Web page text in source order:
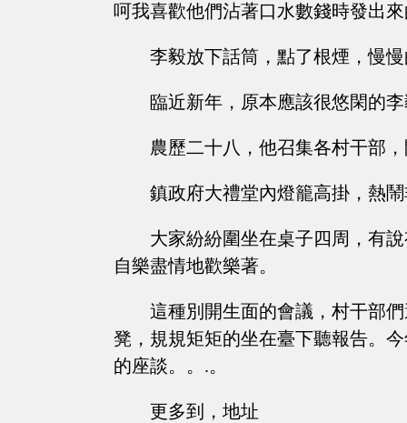
呵我喜歡他們沾著口水數錢時發出
李毅放下話筒，點了根煙，慢
臨近新年，原本應該很悠閑的
農歷二十八，他召集各村干部
鎮政府大禮堂內燈籠高掛，熱
大家紛紛圍坐在桌子四周，有
自樂盡情地歡樂著。
這種別開生面的會議，村干部
凳，規規矩矩的坐在臺下聽報告。
的座談。。.。
更多到，地址